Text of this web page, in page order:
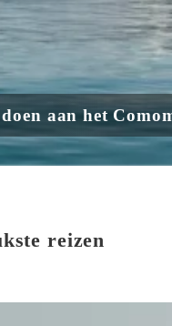
aan het
reizen